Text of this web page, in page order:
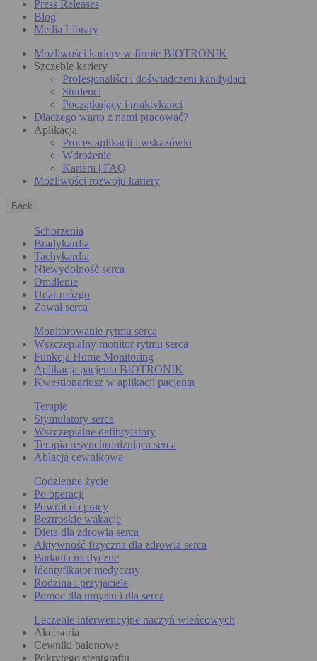
Press Releases
Blog
Media Library
Możliwości kariery w firmie BIOTRONIK
Szczeble kariery
Profesjonaliści i doświadczeni kandydaci
Studenci
Początkujący i praktykanci
Dlaczego warto z nami pracować?
Aplikacja
Proces aplikacji i wskazówki
Wdrożenie
Kariera | FAQ
Możliwości rozwoju kariery
Back
Schorzenia
Bradykardia
Tachykardia
Niewydolność serca
Omdlenie
Udar mózgu
Zawał serca
Monitorowanie rytmu serca
Wszczepialny monitor rytmu serca
Funkcja Home Monitoring
Aplikacja pacjenta BIOTRONIK
Kwestionariusz w aplikacji pacjenta
Terapie
Stymulatory serca
Wszczepialne defibrylatory
Terapia resynchronizująca serca
Ablacja cewnikowa
Codzienne życie
Po operacji
Powrót do pracy
Beztroskie wakacje
Dieta dla zdrowia serca
Aktywność fizyczna dla zdrowia serca
Badania medyczne
Identyfikator medyczny
Rodzina i przyjaciele
Pomoc dla umysłu i dla serca
Leczenie interwencyjne naczyń wieńcowych
Akcesoria
Cewniki balonowe
Pokrytego stentgraftu